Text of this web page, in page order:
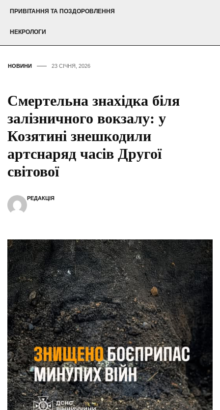
ПРИВІТАННЯ ТА ПОЗДОРОВЛЕННЯ
НЕКРОЛОГИ
НОВИНИ 23 СІЧНЯ, 2026
Смертельна знахідка біля
залізничного вокзалу: у
Козятині знешкодили
артснаряд часів Другої
світової
РЕДАКЦІЯ